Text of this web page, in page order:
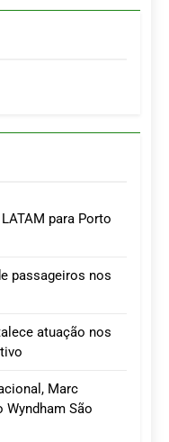
para Porto
passageiros nos
atuação nos
Marc
Wyndham São